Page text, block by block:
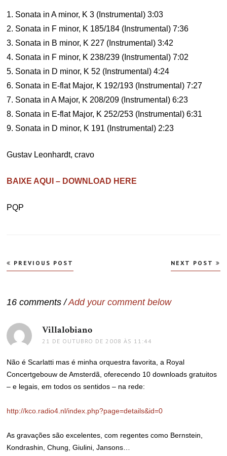
1. Sonata in A minor, K 3 (Instrumental) 3:03
2. Sonata in F minor, K 185/184 (Instrumental) 7:36
3. Sonata in B minor, K 227 (Instrumental) 3:42
4. Sonata in F minor, K 238/239 (Instrumental) 7:02
5. Sonata in D minor, K 52 (Instrumental) 4:24
6. Sonata in E-flat Major, K 192/193 (Instrumental) 7:27
7. Sonata in A Major, K 208/209 (Instrumental) 6:23
8. Sonata in E-flat Major, K 252/253 (Instrumental) 6:31
9. Sonata in D minor, K 191 (Instrumental) 2:23
Gustav Leonhardt, cravo
BAIXE AQUI – DOWNLOAD HERE
PQP
Navegação
de
PREVIOUS POST NEXT POST
16 comments /Add your comment below
Villalobiano
21 DE OUTUBRO DE 2008 ÀS 11:44
Não é Scarlatti mas é minha orquestra favorita, a Royal
Concertgebouw de Amsterdã, oferecendo 10 downloads gratuitos
– e legais, em todos os sentidos – na rede:
http://kco.radio4.nl/index.php?page=details&id=0
As gravações são excelentes, com regentes como Bernstein,
Kondrashin, Chung, Giulini, Jansons…